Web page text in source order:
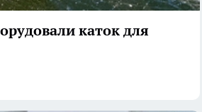
каток для